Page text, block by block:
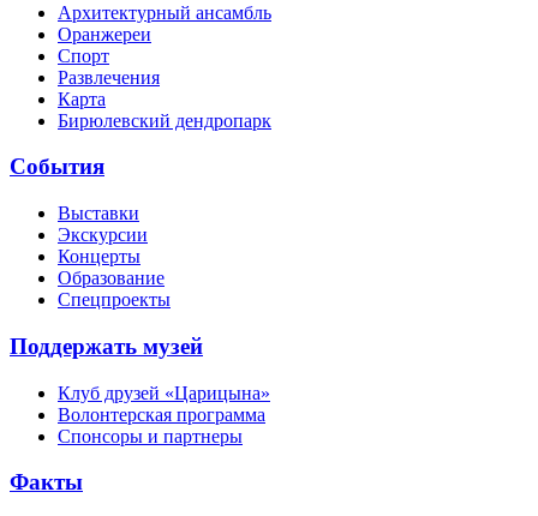
Архитектурный ансамбль
Оранжереи
Спорт
Развлечения
Карта
Бирюлевский дендропарк
События
Выставки
Экскурсии
Концерты
Образование
Спецпроекты
Поддержать музей
Клуб друзей «Царицына»
Волонтерская программа
Спонсоры и партнеры
Факты